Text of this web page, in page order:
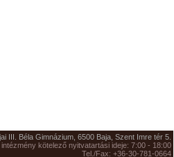
III. Béla Gimnázium, 6500 Baja, Szent Imre tér 5.
kötelező nyitvatartási ideje: 7:00 - 18:00
Tel./Fax: +36-30-781-0664